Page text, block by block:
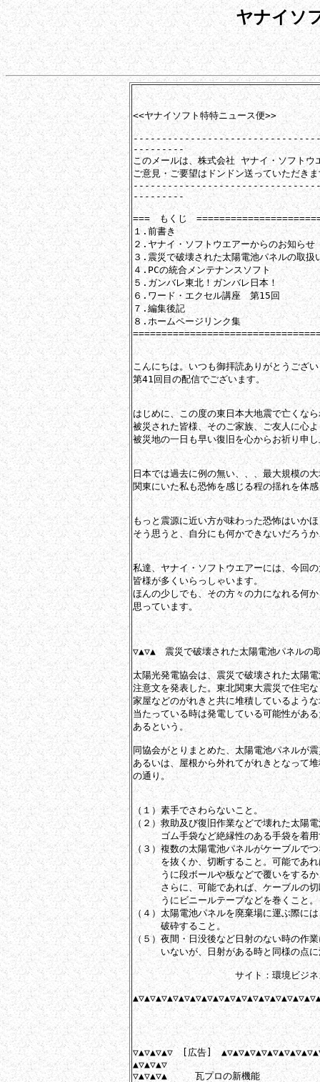
ヤナイソ
第0041号（
<<ヤナイソフト特特ニュース便>>
---------
このメールは、株式会社 ヤナイ・ソフトウ
ご意見・ご要望はドンドン送っていただき
---------
===　もくじ　
１.前書き
２.ヤナイ・ソフトウエアーからのお知らせ
３.震災で破壊された太陽電池パネルの取扱
４.PCの統合メンテナンスソフト
５.ガンバレ東北！ガンバレ日本！
６.ワード・エクセル講座　第15回
７.編集後記
８.ホームページリンク集
こんにちは。いつも御拝読ありがとうござ
第41回目の配信でございます。
はじめに、この度の東日本大地震で亡くな
被災された皆様、そのご家族、ご友人に心
被災地の一日も早い復旧を心からお祈り申
日本では過去に例の無い、、、最大規模の
関東にいた私も恐怖を感じる程の揺れを体
もっと震源に近い方が味わった恐怖はいか
そう思うと、自分にも何かできないだろう
私達、ヤナイ・ソフトウエアーには、今回
皆様が多くいらっしゃいます。
ほんの少しでも、その方々の力になれる何
思っています。
▽▲▽▲　震災で破壊された太陽電池パネルの
太陽光発電協会は、震災で破壊された太陽
注意文を発表した。東北関東大震災で住宅
家屋などのがれきと共に堆積しているよう
当たっている時は発電している可能性があ
あるという。
同協会がとりまとめた、太陽電池パネルが
あるいは、屋根から外れてがれきとなって
の通り。
（１）素手でさわらないこと。
（２）救助及び復旧作業などで壊れた太陽
ゴム手袋など絶縁性のある手袋を着用
（３）複数の太陽電池パネルがケーブルで
を抜くか、切断すること。可能であれ
うに段ボールや板などで覆いをするか
さらに、可能であれば、ケーブルの切
うにビニールテープなどを巻くこと。
（４）太陽電池パネルを廃棄場に運ぶ際に
破砕すること。
（５）夜間・日没後など日射のない時の作
いないが、日射がある時と同様の点に
サイト：環境ビジネス.jp
▽▲▽▲▽▲▽　[広告]　
▲▽▲▽▲▽
▽▲▽▲▽▲　　　瓦プロの新機能